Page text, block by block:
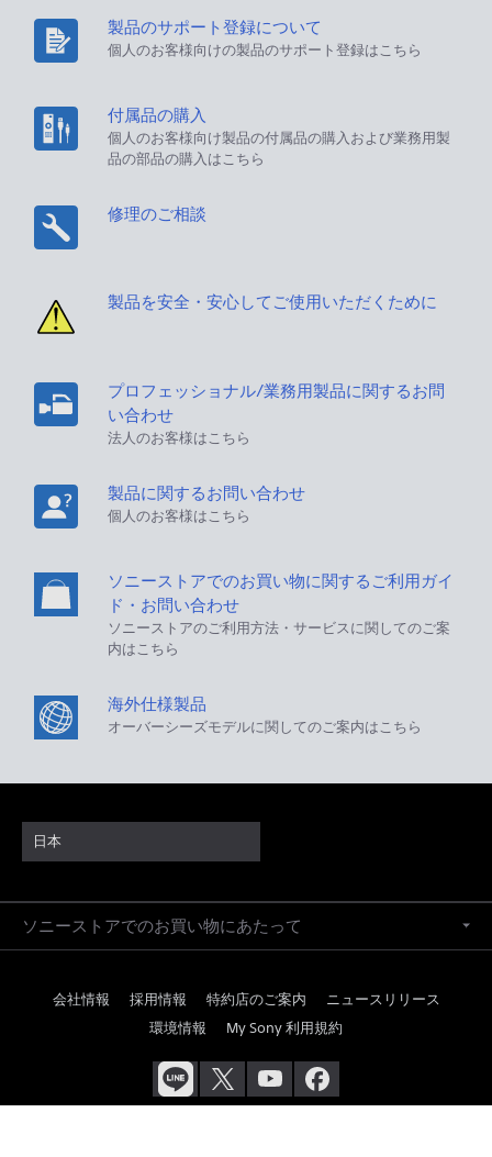
製品のサポート登録について
個人のお客様向けの製品のサポート登録はこちら
付属品の購入
個人のお客様向け製品の付属品の購入および業務用製
品の部品の購入はこちら
修理のご相談
製品を安全・安心してご使用いただくために
プロフェッショナル/業務用製品に関するお問
い合わせ
法人のお客様はこちら
製品に関するお問い合わせ
個人のお客様はこちら
ソニーストアでのお買い物に関するご利用ガイ
ド・お問い合わせ
ソニーストアのご利用方法・サービスに関してのご案
内はこちら
海外仕様製品
オーバーシーズモデルに関してのご案内はこちら
日本
ソニーストアでのお買い物にあたって
会社情報 採用情報 特約店のご案内
ニュースリリース
環境情報
My Sony 利用規約